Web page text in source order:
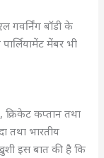
गवर्निंग बॉडी के
मेंबर भी
क्रिकेट कप्तान तथा
तथा भारतीय
इस बात की है कि